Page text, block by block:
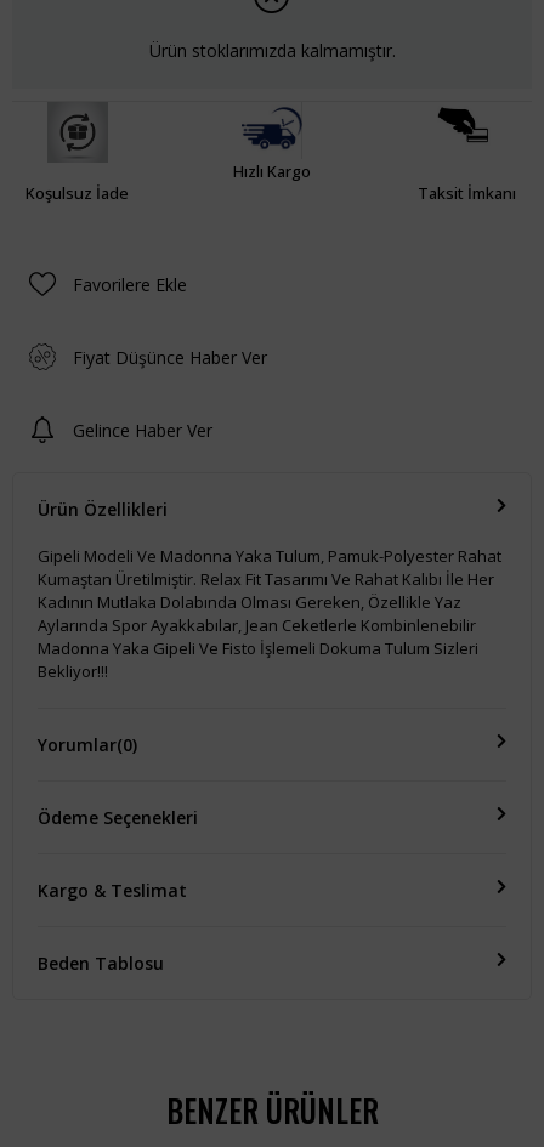
Ürün stoklarımızda kalmamıştır.
Koşulsuz İade
Hızlı Kargo
Taksit İmkanı
Favorilere Ekle
Fiyat Düşünce Haber Ver
Gelince Haber Ver
Ürün Özellikleri
Gipeli Modeli Ve Madonna Yaka Tulum, Pamuk-Polyester Rahat
Kumaştan Üretilmiştir. Relax Fit Tasarımı Ve Rahat Kalıbı İle Her
Kadının Mutlaka Dolabında Olması Gereken, Özellikle Yaz
Aylarında Spor Ayakkabılar, Jean Ceketlerle Kombinlenebilir
Madonna Yaka Gipeli Ve Fisto İşlemeli Dokuma Tulum Sizleri
Bekliyor!!!
Yorumlar(0)
Ödeme Seçenekleri
Kargo & Teslimat
Beden Tablosu
BENZER ÜRÜNLER